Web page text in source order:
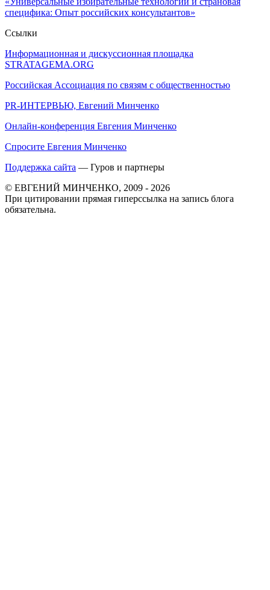
специфика: Опыт российских консультантов»
Ссылки
Информационная и дискуссионная площадка
STRATAGEMA.ORG
Российская Ассоциация по связям с общественностью
PR-ИНТЕРВЬЮ, Евгений Минченко
Онлайн-конференция Евгения Минченко
Спросите Евгения Минченко
Поддержка сайта — Гуров и партнеры
© ЕВГЕНИЙ МИНЧЕНКО, 2009 - 2026
При цитировании прямая гиперссылка на запись блога
обязательна.